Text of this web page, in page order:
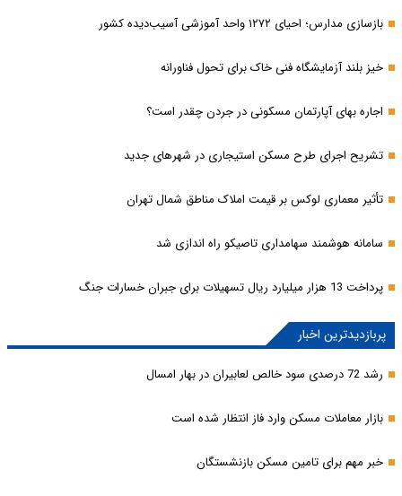
بازسازی مدارس؛ احیای ۱۲۷۲ واحد آموزشی آسیب‌دیده کشور
خیز بلند آزمایشگاه فنی خاک برای تحول فناورانه
اجاره بهای آپارتمان مسکونی در جردن چقدر است؟
تشریح اجرای طرح مسکن استیجاری در شهرهای جدید
تأثیر معماری لوکس بر قیمت املاک مناطق شمال تهران
سامانه هوشمند سهامداری تاصیکو راه اندازی شد
پرداخت 13 هزار میلیارد ریال تسهیلات برای جبران خسارات جنگ
پربازدیدترین اخبار
رشد 72 درصدی سود خالص لعابیران در بهار امسال
بازار معاملات مسکن وارد فاز انتظار شده است
خبر مهم برای تامین مسکن بازنشستگان